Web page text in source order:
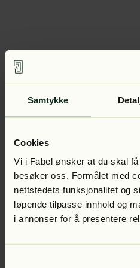
Samtykke
Cookies
Vi i Fabel ønsker at du skal
besøker oss. Formålet med
nettstedets funksjonalitet og
løpende tilpasse innhold og
i annonser for å presentere